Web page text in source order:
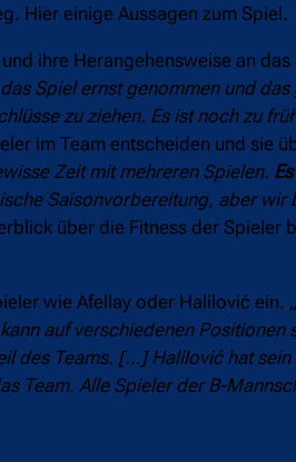
Hier einige Aussagen zum Spiel.
ihre Herangehensweise an
Spiel ernst genommen und
zu ziehen. Es ist noch zu
im Team entscheiden und sie
Zeit mit mehreren Spielen.
Saisonvorbereitung, aber
über die Fitness der Spieler
wie Afellay oder Halilović ein.
auf verschiedenen
des Teams. […] Halilović hat
Team. Alle Spieler der B-